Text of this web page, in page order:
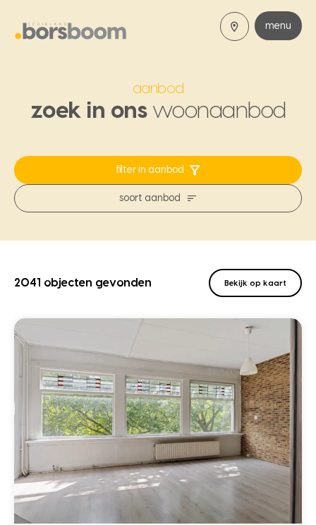
menu
aanbod
zoek in onswoonaanbod
filter in aanbod
soort aanbod
2041 objecten gevonden Bekijk op kaart